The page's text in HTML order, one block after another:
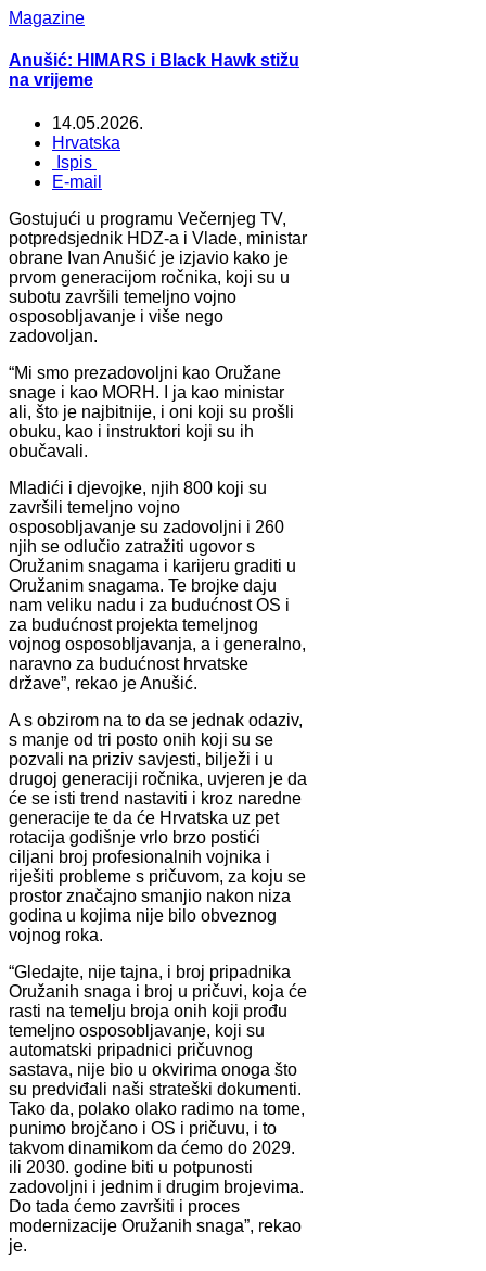
Magazine
Anušić: HIMARS i Black Hawk stižu
na vrijeme
14.05.2026.
Hrvatska
Ispis
E-mail
Gostujući u programu Večernjeg TV,
potpredsjednik HDZ-a i Vlade, ministar
obrane Ivan Anušić je izjavio kako je
prvom generacijom ročnika, koji su u
subotu završili temeljno vojno
osposobljavanje i više nego
zadovoljan.
“Mi smo prezadovoljni kao Oružane
snage i kao MORH. I ja kao ministar
ali, što je najbitnije, i oni koji su prošli
obuku, kao i instruktori koji su ih
obučavali.
Mladići i djevojke, njih 800 koji su
završili temeljno vojno
osposobljavanje su zadovoljni i 260
njih se odlučio zatražiti ugovor s
Oružanim snagama i karijeru graditi u
Oružanim snagama. Te brojke daju
nam veliku nadu i za budućnost OS i
za budućnost projekta temeljnog
vojnog osposobljavanja, a i generalno,
naravno za budućnost hrvatske
države”, rekao je Anušić.
A s obzirom na to da se jednak odaziv,
s manje od tri posto onih koji su se
pozvali na priziv savjesti, bilježi i u
drugoj generaciji ročnika, uvjeren je da
će se isti trend nastaviti i kroz naredne
generacije te da će Hrvatska uz pet
rotacija godišnje vrlo brzo postići
ciljani broj profesionalnih vojnika i
riješiti probleme s pričuvom, za koju se
prostor značajno smanjio nakon niza
godina u kojima nije bilo obveznog
vojnog roka.
“Gledajte, nije tajna, i broj pripadnika
Oružanih snaga i broj u pričuvi, koja će
rasti na temelju broja onih koji prođu
temeljno osposobljavanje, koji su
automatski pripadnici pričuvnog
sastava, nije bio u okvirima onoga što
su predviđali naši strateški dokumenti.
Tako da, polako olako radimo na tome,
punimo brojčano i OS i pričuvu, i to
takvom dinamikom da ćemo do 2029.
ili 2030. godine biti u potpunosti
zadovoljni i jednim i drugim brojevima.
Do tada ćemo završiti i proces
modernizacije Oružanih snaga”, rekao
je.